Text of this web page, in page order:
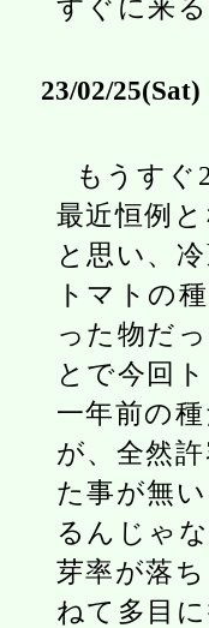
すぐに来
23/02/25(Sat)
もうすぐ
最近恒例
と思い、
トマトの
った物だ
とで今回
一年前の
が、全然
た事が無
るんじゃ
芽率が落
ねて多目